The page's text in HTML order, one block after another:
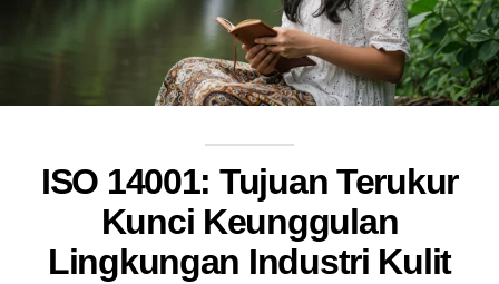
ISO 14001: Tujuan Terukur
Kunci Keunggulan
Lingkungan Industri Kulit